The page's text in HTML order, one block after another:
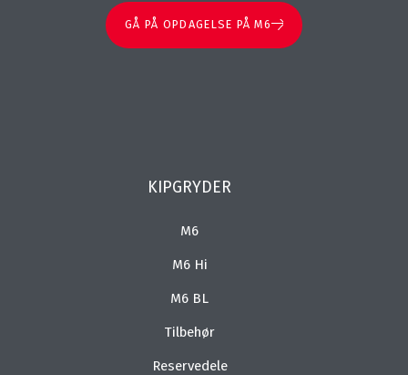
GÅ PÅ OPDAGELSE PÅ M6
KIPGRYDER
M6
M6 Hi
M6 BL
Tilbehør
Reservedele